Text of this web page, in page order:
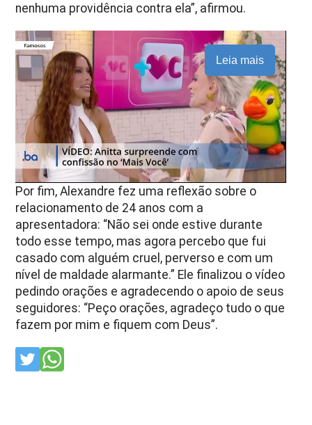
nenhuma providência contra ela”, afirmou.
Leia mais
Por fim, Alexandre fez uma reflexão sobre o
relacionamento de 24 anos com a
apresentadora: “Não sei onde estive durante
todo esse tempo, mas agora percebo que fui
casado com alguém cruel, perverso e com um
nível de maldade alarmante.” Ele finalizou o vídeo
pedindo orações e agradecendo o apoio de seus
seguidores: “Peço orações, agradeço tudo o que
fazem por mim e fiquem com Deus”.